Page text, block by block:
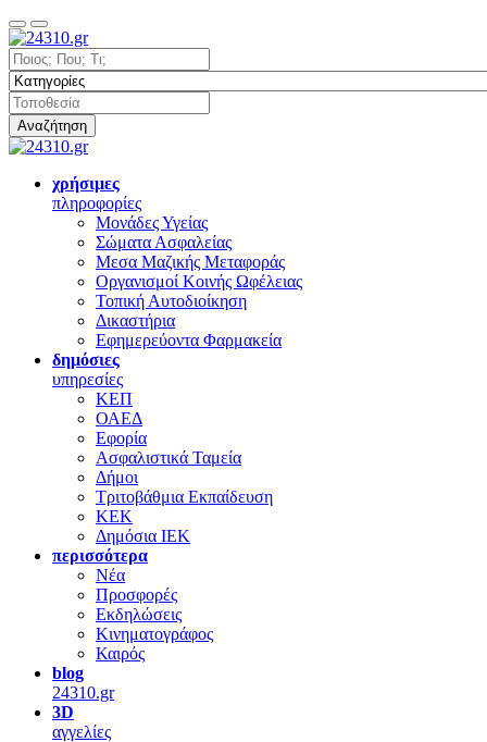
Αναζήτηση
χρήσιμες
πληροφορίες
Μονάδες Υγείας
Σώματα Ασφαλείας
Μεσα Μαζικής Μεταφοράς
Οργανισμοί Κοινής Ωφέλειας
Τοπική Αυτοδιοίκηση
Δικαστήρια
Εφημερεύοντα Φαρμακεία
δημόσιες
υπηρεσίες
ΚΕΠ
ΟΑΕΔ
Εφορία
Ασφαλιστικά Ταμεία
Δήμοι
Τριτοβάθμια Εκπαίδευση
ΚΕΚ
Δημόσια ΙΕΚ
περισσότερα
Νέα
Προσφορές
Εκδηλώσεις
Κινηματογράφος
Καιρός
blog
24310.gr
3D
αγγελίες